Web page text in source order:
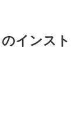
インスト